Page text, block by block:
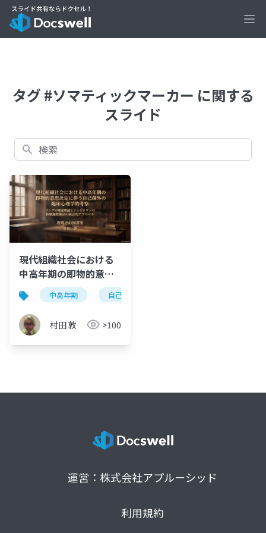
タグ #ソマティックマーカー に関する
スライド
検索
現代組織社会における
中高年期の即物的意思
決定に伴う自己疎外の
臨床心理学的考察 〜ユ
ングの発達理論とジェ
ンドリンの体験過程療
法の統合的アプロー
中高年期 自己疎外
村田 敦 >100
運営：株式会社アプルーシッド
利用規約